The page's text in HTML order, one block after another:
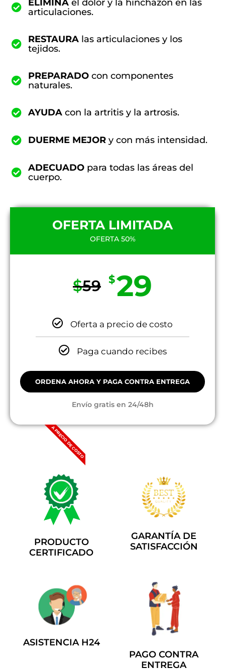
ELIMINA el dolor y la hinchazón en las
articulaciones.
RESTAURA las articulaciones y los
tejidos.
PREPARADO con componentes
naturales.
AYUDA con la artritis y la artrosis.
DUERME MEJOR y con más intensidad.
ADECUADO para todas las áreas del
cuerpo.
OFERTA LIMITADA
OFERTA 50%
$59 $29
Oferta a precio de costo
Paga cuando recibes
ORDENA AHORA Y PAGA CONTRA ENTREGA
Envío gratis en 24/48h
A PRECIO DE COSTO
PRODUCTO
CERTIFICADO
GARANTÍA DE
SATISFACCIÓN
ASISTENCIA H24
PAGO CONTRA
ENTREGA